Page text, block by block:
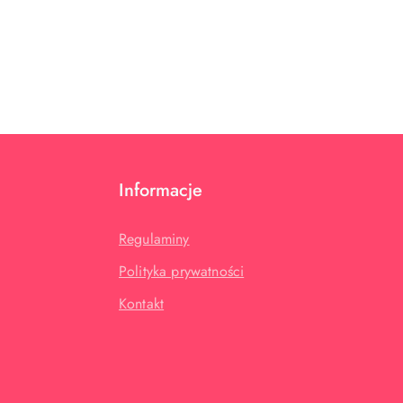
Informacje
Regulaminy
Polityka prywatności
Kontakt